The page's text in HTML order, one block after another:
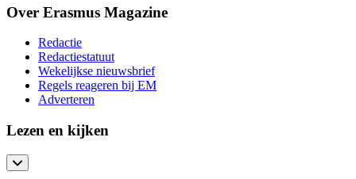
Over Erasmus Magazine
Redactie
Redactiestatuut
Wekelijkse nieuwsbrief
Regels reageren bij EM
Adverteren
Lezen en kijken